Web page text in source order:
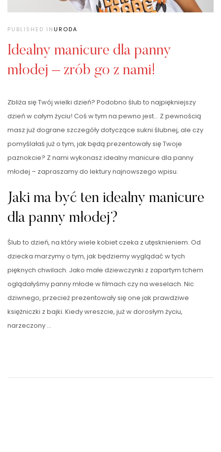
PUBLISHED INURODA
Idealny manicure dla panny
młodej – zrób go z nami!
Zbliża się Twój wielki dzień? Podobno ślub to najpiękniejszy
dzień w całym życiu! Coś w tym na pewno jest… Z pewnością
masz już dograne szczegóły dotyczące sukni ślubnej, ale czy
pomyślałaś już o tym, jak będą prezentowały się Twoje
paznokcie? Z nami wykonasz idealny manicure dla panny
młodej – zapraszamy do lektury najnowszego wpisu.
Jaki ma być ten idealny manicure
dla panny młodej?
Ślub to dzień, na który wiele kobiet czeka z utęsknieniem. Od
dziecka marzymy o tym, jak będziemy wyglądać w tych
pięknych chwilach. Jako małe dziewczynki z zapartym tchem
oglądałyśmy panny młode w filmach czy na weselach. Nic
dziwnego, przecież prezentowały się one jak prawdziwe
księżniczki z bajki. Kiedy wreszcie, już w dorosłym życiu,
narzeczony …